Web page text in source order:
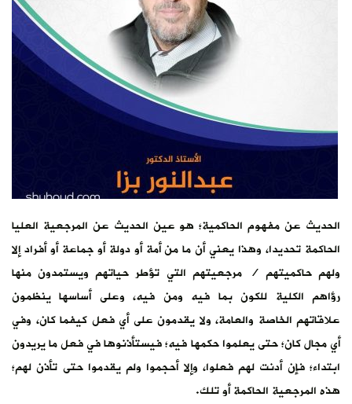
الحديث عن مفهوم الحاكمية؛ هو عين الحديث عن المرجعية العليا
الحاكمة تحديدا، وهذا يعني أن ما من أمة أو دولة أو جماعة أو أفراد إلا
ولهم حاكميتهم / مرجعيتهم التي تؤطر حياتهم ويستمدون منها
رؤاهم الكلية للكون بما فيه ومن فيه، وعلى أساسها ينظمون
علاقاتهم الخاصة والعامة، ولا يقدمون على أي فعل كيفما كان، وفي
أي مجال كان؛ حتى يعلموا حكمها فيه؛ فيستأذنوها في فعل ما يريدون
ابتداء؛ فإن أدنت لهم فعلوا، وإلا أحجموا ولم يقدموا حتى تأذن لهم؛
هذه المرجعية الحاكمة أو تلك.